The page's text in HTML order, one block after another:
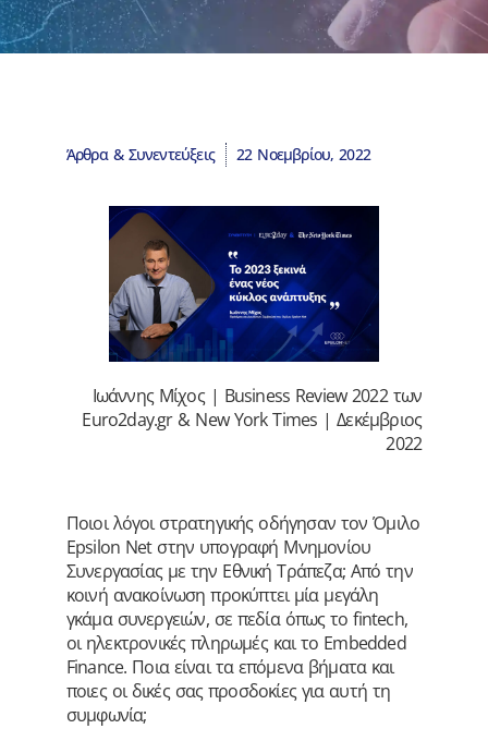
Άρθρα & Συνεντεύξεις 22 Νοεμβρίου, 2022
Ιωάννης Μίχος | Business Review 2022 των
Euro2day.gr & New York Times | Δεκέμβριος
2022
Ποιοι λόγοι στρατηγικής οδήγησαν τον Όμιλο
Epsilon Net στην υπογραφή Μνημονίου
Συνεργασίας με την Εθνική Τράπεζα; Από την
κοινή ανακοίνωση προκύπτει μία μεγάλη
γκάμα συνεργειών, σε πεδία όπως το fintech,
οι ηλεκτρονικές πληρωμές και το Embedded
Finance. Ποια είναι τα επόμενα βήματα και
ποιες οι δικές σας προσδοκίες για αυτή τη
συμφωνία;